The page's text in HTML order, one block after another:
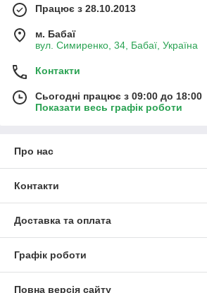
Працює з 28.10.2013
м. Бабаї
вул. Симиренко, 34, Бабаї, Україна
Контакти
Сьогодні працює з 09:00 до 18:00
Показати весь графік роботи
Про нас
Контакти
Доставка та оплата
Графік роботи
Повна версія сайту